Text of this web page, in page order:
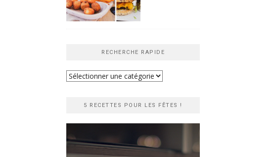
RECHERCHE RAPIDE
Recherche
5 RECETTES POUR LES FÊTES !
vidéo